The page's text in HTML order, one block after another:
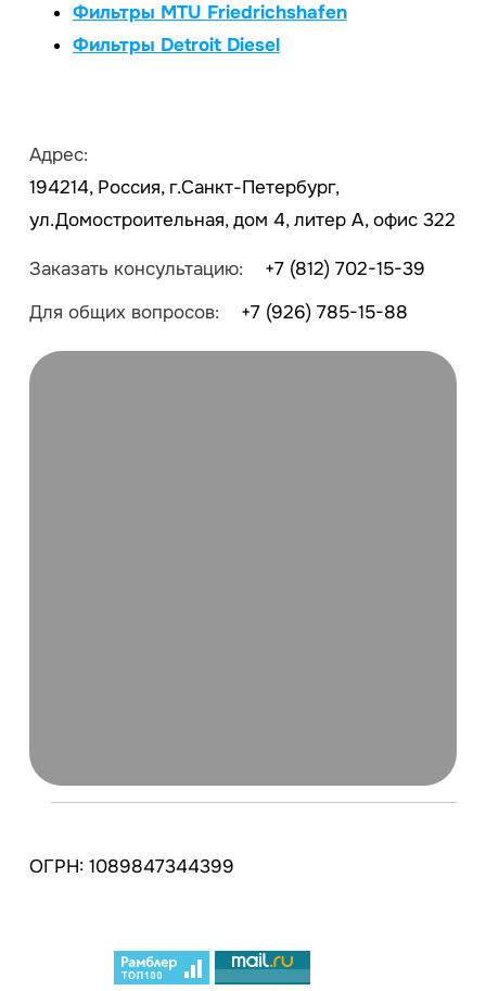
Фильтры MTU Friedrichshafen
Фильтры Detroit Diesel
Адрес:
194214, Россия, г.Санкт-Петербург,
ул.Домостроительная, дом 4, литер А, офис 322
Заказать консультацию:
+7 (812) 702-15-39
Для общих вопросов:
+7 (926) 785-15-88
ОГРН: 1089847344399